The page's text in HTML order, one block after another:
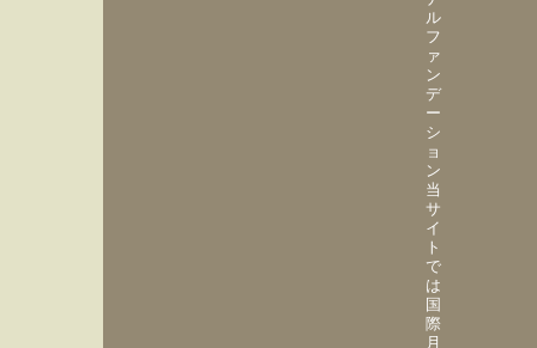
ル
フ
ァ
ン
デ
ー
シ
ョ
ン
当
サ
イ
ト
で
は
国
際
月